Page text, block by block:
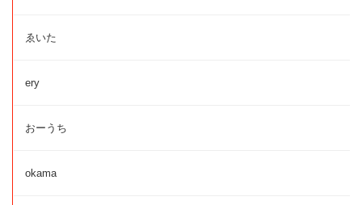
ゑいた
ery
おーうち
okama